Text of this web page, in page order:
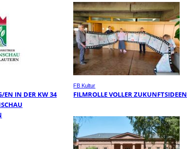
EN IN DER KW 34
FB Kultur
FILMROLLE VOLLER ZUKUNFTSIDEEN